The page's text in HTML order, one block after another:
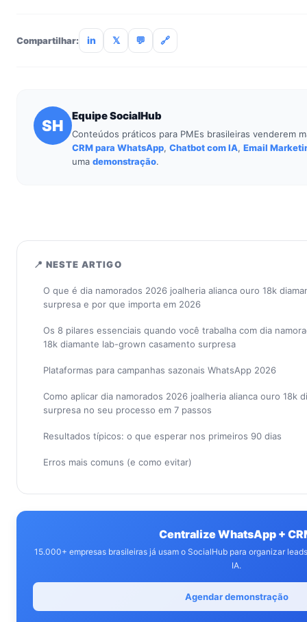
Compartilhar: in 𝕏 💬 🔗
SH
Equipe SocialHub
Conteúdos práticos para PMEs brasileiras venderem
CRM para WhatsApp, Chatbot com IA, Email
uma demonstração.
📍 NESTE ARTIGO
O que é dia namorados 2026 joalheria alianca ouro 18k
surpresa e por que importa em 2026
Os 8 pilares essenciais quando você trabalha com dia
18k diamante lab-grown casamento surpresa
Plataformas para campanhas sazonais WhatsApp 2026
Como aplicar dia namorados 2026 joalheria alianca ouro 18k
surpresa no seu processo em 7 passos
Resultados típicos: o que esperar nos primeiros 90 dias
Erros mais comuns (e como evitar)
Centralize WhatsApp +
15.000+ empresas brasileiras já usam o SocialHub para organizar
IA.
Agendar demonstração